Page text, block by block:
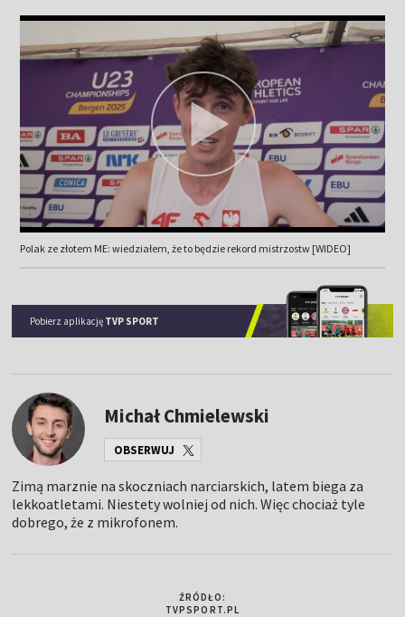
Polak ze złotem ME: wiedziałem, że to będzie rekord mistrzostw [WIDEO]
Pobierz aplikację TVP SPORT
Michał Chmielewski
OBSERWUJ
Zimą marznie na skoczniach narciarskich, latem biega za
lekkoatletami. Niestety wolniej od nich. Więc chociaż tyle
dobrego, że z mikrofonem.
ŹRÓDŁO:
TVPSPORT.PL